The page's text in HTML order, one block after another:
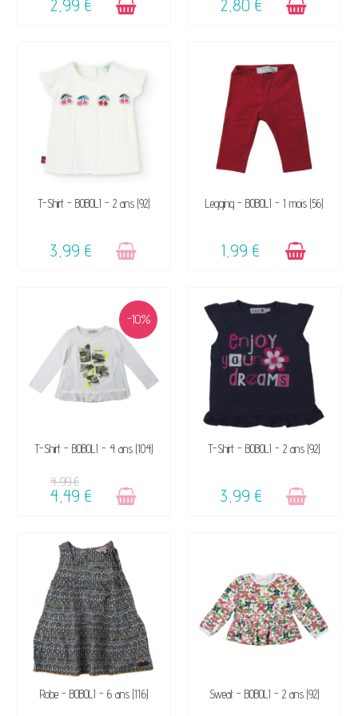
2,99 € 2,80 €
VENDU, VICTIME DE SON
T-Shirt - BOBOLI - 2 ans (92)
3,99 €
DISPONIBLE
Legging - BOBOLI - 1 mois (56)
1,99 €
-10%
VENDU, VICTIME DE SON
T-Shirt - BOBOLI - 4 ans (104)
4,99 €
4,49 €
VENDU, VICTIME DE SON
T-Shirt - BOBOLI - 2 ans (92)
3,99 €
DISPONIBLE
Robe - BOBOLI - 6 ans (116) DISPONIBLE
Sweat - BOBOLI - 2 ans (92)